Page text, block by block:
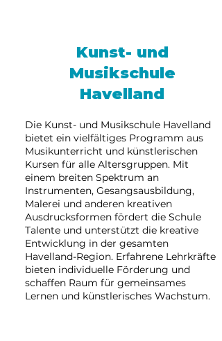
Kunst- und
Musikschule
Havelland
Die Kunst- und Musikschule Havelland
bietet ein vielfältiges Programm aus
Musikunterricht und künstlerischen
Kursen für alle Altersgruppen. Mit
einem breiten Spektrum an
Instrumenten, Gesangsausbildung,
Malerei und anderen kreativen
Ausdrucksformen fördert die Schule
Talente und unterstützt die kreative
Entwicklung in der gesamten
Havelland-Region. Erfahrene Lehrkräfte
bieten individuelle Förderung und
schaffen Raum für gemeinsames
Lernen und künstlerisches Wachstum.